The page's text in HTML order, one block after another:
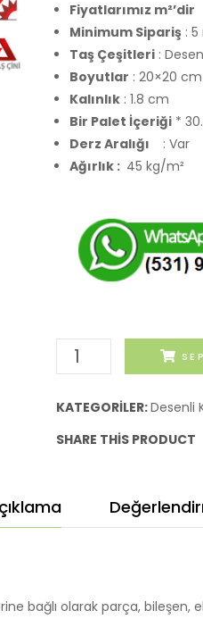
Fiyatlarımız m²’dir
Minimum Sipariş : 5
Taş Çeşitleri :
Boyutlar : 20×20 cm
Kalınlık : 1.8 cm
Bir Palet İçeriği *
Derz Aralığı
: Var
Ağırlık : 45 kg/m²
Gurgum
Karosiman
KATEGORILER:Desenli
SHARE THIS PRODUCT
bağlı olarak parça,